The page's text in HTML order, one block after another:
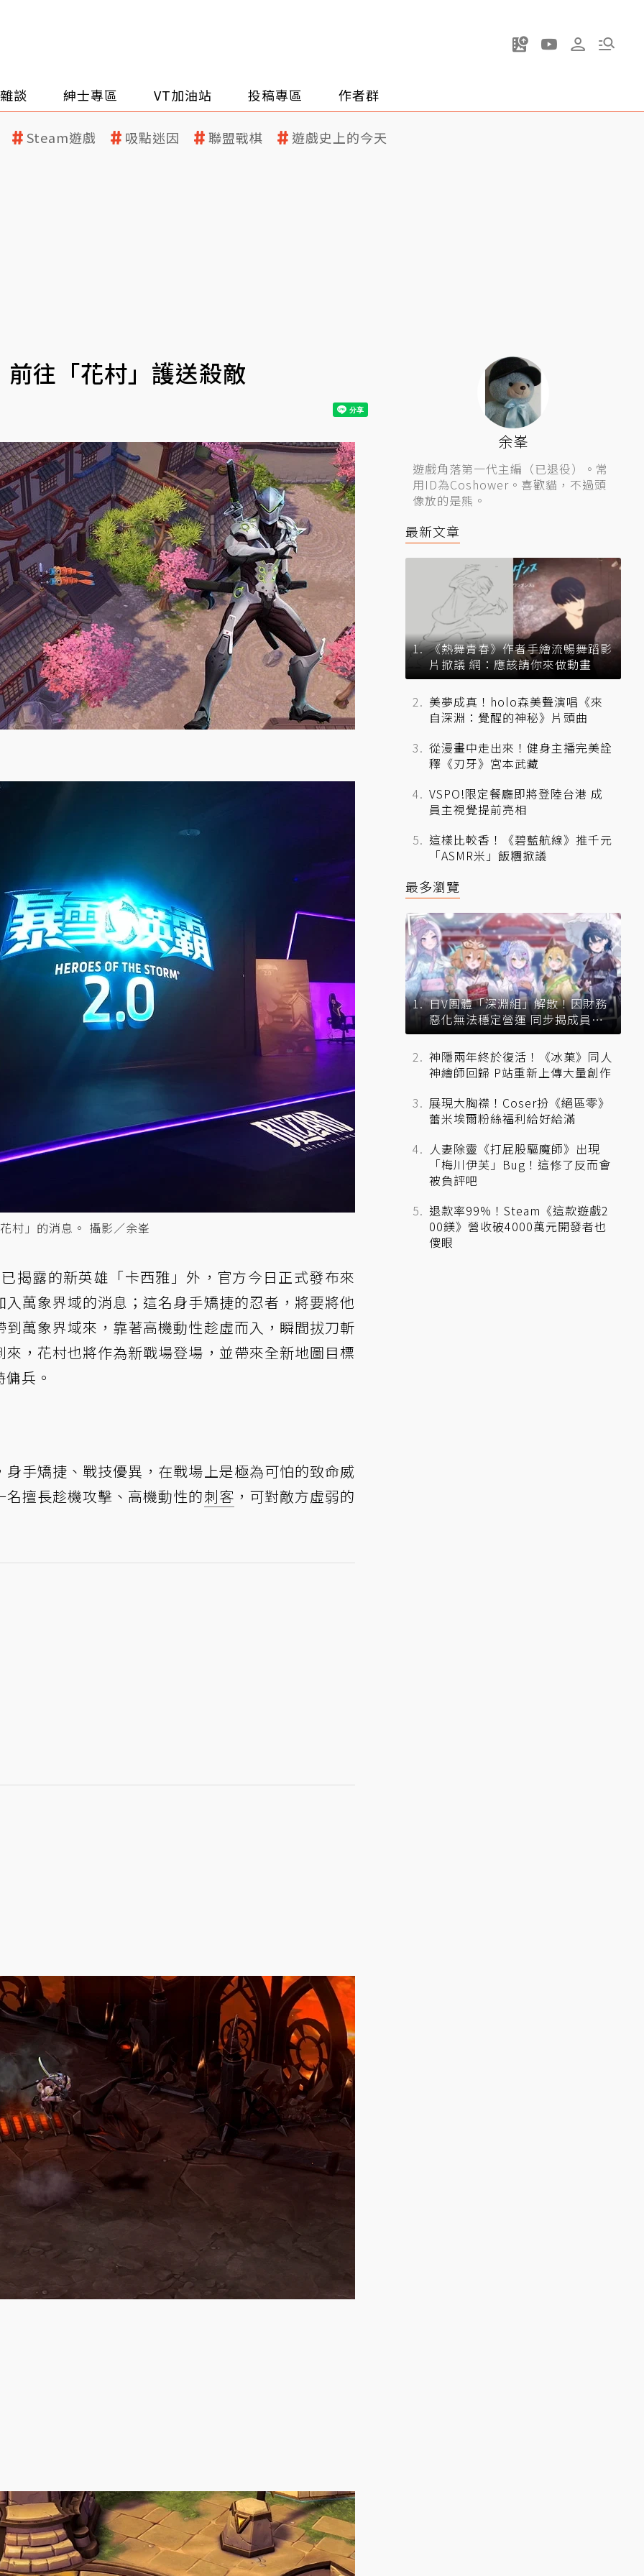
談 紳士專區 VT加油站 投稿專區 作者群
Steam遊戲 吸點迷因 聯盟戰棋 遊戲史上的今天
往「花村」護送殺敵
村」的消息。 攝影／余峯
揭露的新英雄「卡西雅」外，官方今日正式發布來
萬象界域的消息；這名身手矯捷的忍者，將要將他
萬象界域來，靠著高機動性趁虛而入，瞬間拔刀斬
，花村也將作為新戰場登場，並帶來全新地圖目標
兵。
手矯捷、戰技優異，在戰場上是極為可怕的致命威
擅長趁機攻擊、高機動性的刺客 ，可對敵方虛弱的
余峯
遊戲角落第一代主編（已退役）。常
用ID為Coshower。喜歡貓，不過頭
像放的是熊。
最新文章
《熱舞青春》作者手繪流暢舞蹈影
片掀議 網：應該請你來做動畫
美夢成真！holo森美聲演唱《來
自深淵：覺醒的神秘》片頭曲
從漫畫中走出來！健身主播完美詮
釋《刃牙》宮本武藏
VSPO!限定餐廳即將登陸台港 成
員主視覺提前亮相
這樣比較香！《碧藍航線》推千元
「ASMR米」飯糰掀議
最多瀏覽
日V團體「深淵組」解散！因財務
惡化無法穩定營運 同步揭成員未
來去向
神隱兩年終於復活！《冰菓》同人
神繪師回歸 P站重新上傳大量創作
展現大胸襟！Coser扮《絕區零》
蕾米埃爾粉絲福利給好給滿
人妻除靈《打屁股驅魔師》出現
「梅川伊芙」Bug！這修了反而會
被負評吧
退款率99%！Steam《這款遊戲2
00鎂》營收破4000萬元開發者也
傻眼